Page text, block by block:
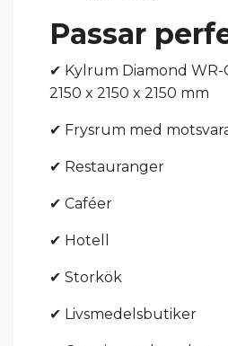
Passar
✔ Kylrum Diamond WR-
2150 x 2150 x 2150 mm
✔ Frysrum med
✔ Restauranger
✔ Caféer
✔ Hotell
✔ Storkök
✔ Livsmedelsbutiker